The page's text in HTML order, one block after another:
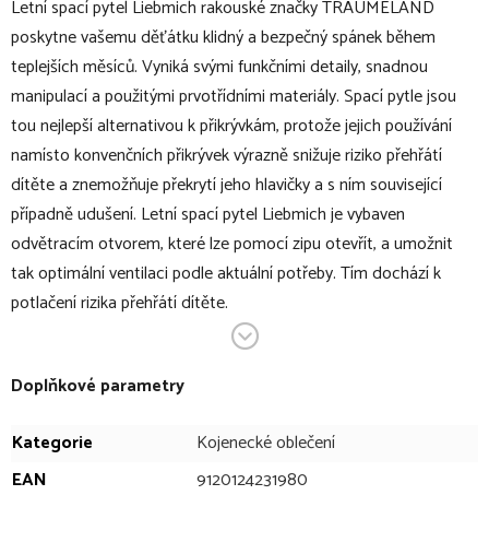
Letní spací pytel Liebmich rakouské značky TRÄUMELAND
poskytne vašemu děťátku klidný a bezpečný spánek během
teplejších měsíců. Vyniká svými funkčními detaily, snadnou
manipulací a použitými prvotřídními materiály. Spací pytle jsou
tou nejlepší alternativou k přikrývkám, protože jejich používání
namísto konvenčních přikrývek výrazně snižuje riziko přehřátí
dítěte a znemožňuje překrytí jeho hlavičky a s ním související
případně udušení. Letní spací pytel Liebmich je vybaven
odvětracím otvorem, které lze pomocí zipu otevřít, a umožnit
tak optimální ventilaci podle aktuální potřeby. Tím dochází k
potlačení rizika přehřátí dítěte.
Inovativní vlákna TENCEL® pohlcují výrazně více vlhkosti než
TENCEL® v sobě spojuje výhody mnoha vláken: je jemný jako
jako bavlna.
Doplňkové parametry
Kategorie
Kojenecké oblečení
EAN
9120124231980